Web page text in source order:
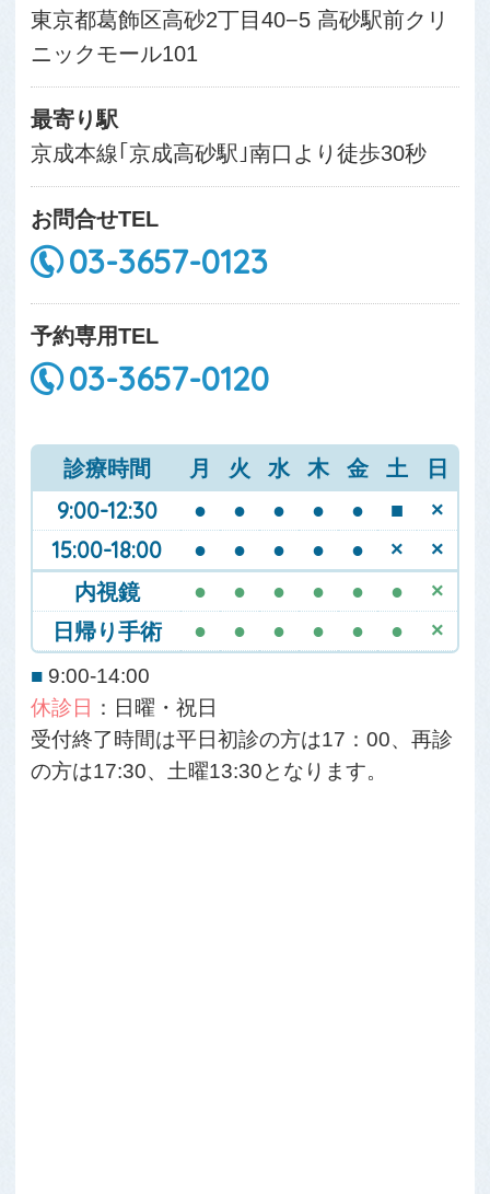
東京都葛飾区高砂2丁目40−5 高砂駅前クリ
ニックモール101
最寄り駅
京成本線｢京成高砂駅｣南口より徒歩30秒
お問合せTEL
03-3657-0123
予約専用TEL
03-3657-0120
■ 9:00-14:00
休診日 ：日曜・祝日
受付終了時間は平日初診の方は17：00、再診
の方は17:30、土曜13:30となります。
診療時間 月 火 水 木 金 土 日
9:00-12:30 ● ● ● ● ● ■ ×
15:00-18:00 ● ● ● ● ● × ×
内視鏡 ● ● ● ● ● ● ×
日帰り手術 ● ● ● ● ● ● ×